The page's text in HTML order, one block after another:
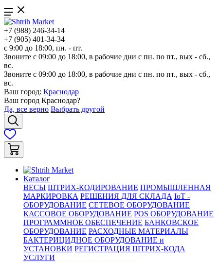
+7 (988) 246-34-14
+7 (905) 401-34-34
с 9:00 до 18:00, пн. - пт.
Звоните с 09:00 до 18:00, в рабочие дни с пн. по пт., вых - сб.,
вс.
Звоните с 09:00 до 18:00, в рабочие дни с пн. по пт., вых - сб.,
вс.
Ваш город: Краснодар
Ваш город Краснодар?
Да, все верно Выбрать другой
Каталог
ВЕСЫ ШТРИХ-КОДИРОВАНИЕ ПРОМЫШЛЕННАЯ
МАРКИРОВКА РЕШЕНИЯ ДЛЯ СКЛАДА IoT -
ОБОРУДОВАНИЕ СЕТЕВОЕ ОБОРУДОВАНИЕ
КАССОВОЕ ОБОРУДОВАНИЕ POS ОБОРУДОВАНИЕ
ПРОГРАММНОЕ ОБЕСПЕЧЕНИЕ БАНКОВСКОЕ
ОБОРУДОВАНИЕ РАСХОДНЫЕ МАТЕРИАЛЫ
БАКТЕРИЦИДНОЕ ОБОРУДОВАНИЕ и
УСТАНОВКИ РЕГИСТРАЦИЯ ШТРИХ-КОДА
УСЛУГИ